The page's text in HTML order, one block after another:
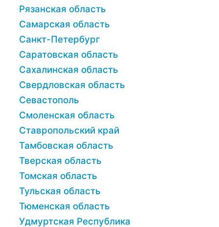
Рязанская область
Самарская область
Санкт-Петербург
Саратовская область
Сахалинская область
Свердловская область
Севастополь
Смоленская область
Ставропольский край
Тамбовская область
Тверская область
Томская область
Тульская область
Тюменская область
Удмуртская Республика